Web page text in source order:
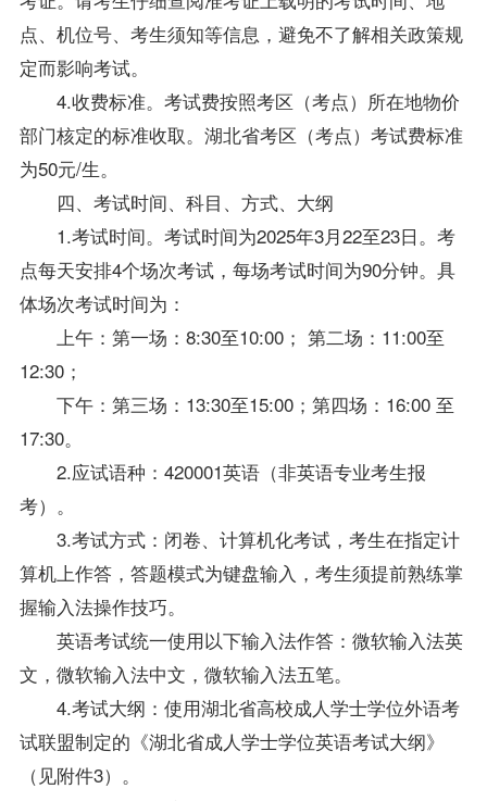
点、机位号、考生须知等信息，避免不了解相关政策规
定而影响考试。
4.收费标准。考试费按照考区（考点）所在地物价
部门核定的标准收取。湖北省考区（考点）考试费标准
为50元/生。
四、考试时间、科目、方式、大纲
1.考试时间。考试时间为2025年3月22至23日。考
点每天安排4个场次考试，每场考试时间为90分钟。具
体场次考试时间为：
上午：第一场：8:30至10:00； 第二场：11:00至
12:30；
下午：第三场：13:30至15:00；第四场：16:00 至
17:30。
2.应试语种：420001英语（非英语专业考生报
考）。
3.考试方式：闭卷、计算机化考试，考生在指定计
算机上作答，答题模式为键盘输入，考生须提前熟练掌
握输入法操作技巧。
英语考试统一使用以下输入法作答：微软输入法英
文，微软输入法中文，微软输入法五笔。
4.考试大纲：使用湖北省高校成人学士学位外语考
试联盟制定的《湖北省成人学士学位英语考试大纲》
（见附件3）。